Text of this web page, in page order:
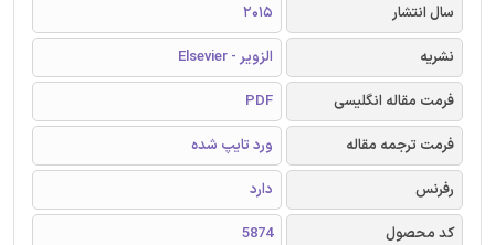
سال انتشار
2015
نشریه
الزویر - Elsevier
فرمت مقاله انگلیسی
PDF
فرمت ترجمه مقاله
ورد تایپ شده
رفرنس
دارد
کد محصول
5874